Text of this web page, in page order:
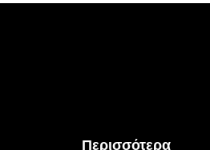
Περισσότερα